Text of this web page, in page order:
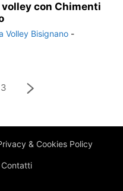
con Chimenti
Volley Bisignano -
3
& Cookies Policy
Contatti